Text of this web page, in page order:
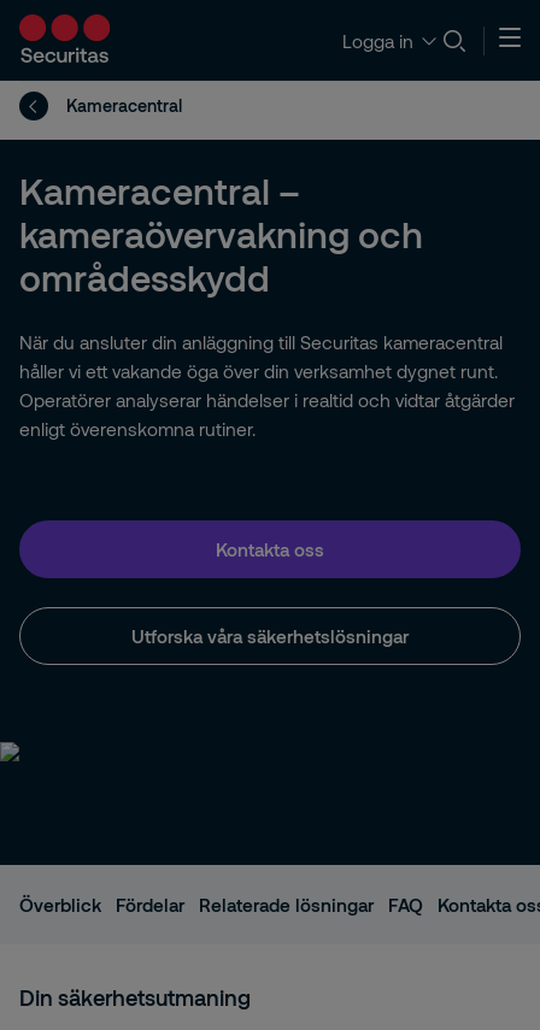
Logga in
Kameracentral
Kameracentral –
kameraövervakning och
områdesskydd
När du ansluter din anläggning till Securitas kameracentral
håller vi ett vakande öga över din verksamhet dygnet runt.
Operatörer analyserar händelser i realtid och vidtar åtgärder
enligt överenskomna rutiner.
Kontakta oss
Utforska våra säkerhetslösningar
Överblick Fördelar Relaterade lösningar FAQ Kontakta
Din säkerhetsutmaning